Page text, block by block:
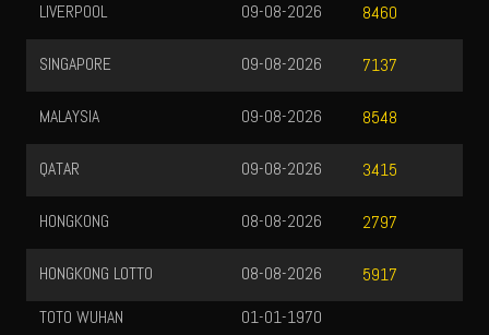
LIVERPOOL 8460
09-08-2026
SINGAPORE 7137
09-08-2026
MALAYSIA 8548
09-08-2026
QATAR 3415
09-08-2026
HONGKONG 2797
08-08-2026
HONGKONG LOTTO 5917
08-08-2026
TOTO WUHAN
01-01-1970